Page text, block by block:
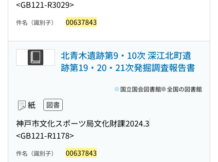
<GB121-R3029>
件名（識別子） 00637843
北青木遺跡第9・10次 深江北町遺
跡第19・20・21次発掘調査報告書
紙 図書
神戸市文化スポーツ局文化財課2024.3
<GB121-R1178>
国立国会図書館 全国の図書館
件名（識別子） 00637843